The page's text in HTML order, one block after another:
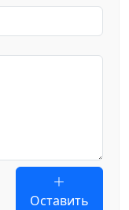
Оставить